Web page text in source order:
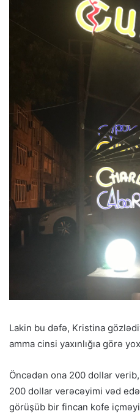
Lakin bu dəfə, Kristina
amma cinsi yaxınlığıa görə
Öncədən ona 200 dollar
200 dollar verəcəyimi vəd
görüşüb bir fincan kofe